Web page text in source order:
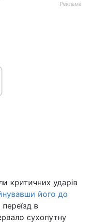
Реклама
критичних ударів
його до
в
сухопутну